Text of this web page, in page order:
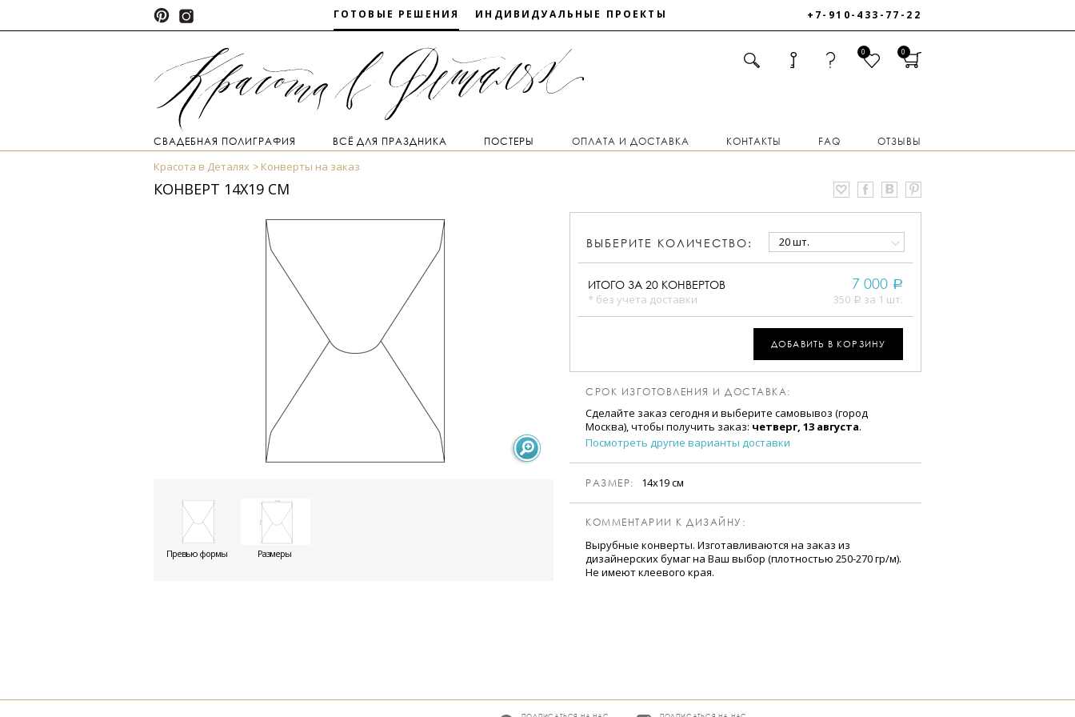
ГОТОВЫЕ РЕШЕНИЯ ИНДИВИДУАЛЬНЫЕ ПРОЕКТЫ +7-910-433-77-22
0 0
СВАДЕБНАЯ ПОЛИГРАФИЯ ВСЁ ДЛЯ ПРАЗДНИКА ПОСТЕРЫ ОПЛАТА И ДОСТАВКА КОНТАКТЫ FAQ ОТЗЫВЫ
Красота в Деталях Конверты на заказ
КОНВЕРТ 14Х19 СМ
Превью формы Размеры
ВЫБЕРИТЕ КОЛИЧЕСТВО: 20 шт.
ИТОГО ЗА 20 КОНВЕРТОВ
* без учета доставки
7 000 a
350 a за 1 шт.
ДОБАВИТЬ В КОРЗИНУ
СРОК ИЗГОТОВЛЕНИЯ И ДОСТАВКА:
Сделайте заказ сегодня и выберите самовывоз (город
Москва), чтобы получить заказ: четверг, 13 августа.
Посмотреть другие варианты доставки
РАЗМЕР: 14х19 см
КОММЕНТАРИИ К ДИЗАЙНУ:
Вырубные конверты. Изготавливаются на заказ из
дизайнерских бумаг на Ваш выбор (плотностью 250-270 гр/м).
Не имеют клеевого края.